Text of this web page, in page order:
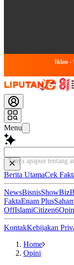
Iklan -
Menu
Tanya apapun tentang
Berita UtamaCek
NewsBisnisShowBiz
FaktaEnam Plus
OffIslamiCitizen6
KontakKebijakan
Home
Opini